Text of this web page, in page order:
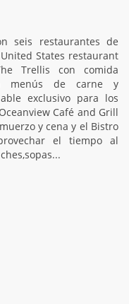
seis restaurantes de
States restaurant
Trellis con comida
menús de carne y
exclusivo para los
Café and Grill
y cena y el Bistro
el tiempo al